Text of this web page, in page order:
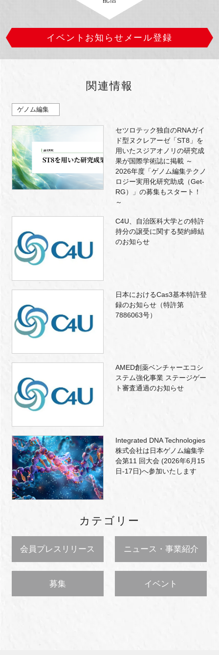
イベントお知らせメール登録
関連情報
ゲノム編集
セツロテック独自のRNAガイ
ド型ヌクレアーゼ「ST8」を
用いたスジアオノリの研究成
果が国際学術誌に掲載 ～
2026年度「ゲノム編集テクノ
ロジー実用化研究助成（Get-
RG）」の募集もスタート！
～
C4U、自治医科大学との特許
持分の譲受に関する契約締結
のお知らせ
日本におけるCas3基本特許登
録のお知らせ（特許第
7886063号）
AMED創薬ベンチャーエコシ
ステム強化事業 ステージゲー
ト審査通過のお知らせ
Integrated DNA Technologies
株式会社は日本ゲノム編集学
会第11 回大会 (2026年6月15
日-17日)へ参加いたします
カテゴリー
会員プレスリリース ニュース・事業紹介
募集 イベント